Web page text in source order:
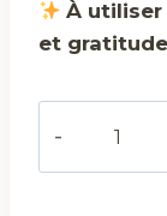
À
et gratitude